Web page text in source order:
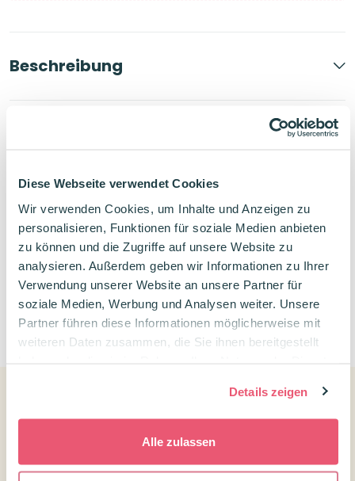
Diese Webseite verwendet Cookies
Wir verwenden Cookies, um Inhalte und Anzeigen zu
personalisieren, Funktionen für soziale Medien anbieten
zu können und die Zugriffe auf unsere Website zu
analysieren. Außerdem geben wir Informationen zu Ihrer
Verwendung unserer Website an unsere Partner für
soziale Medien, Werbung und Analysen weiter. Unsere
Partner führen diese Informationen möglicherweise mit
weiteren Daten zusammen, die Sie ihnen bereitgestellt
Details zeigen
Alle zulassen
Beschreibung
Bewertungen
Kundenservice